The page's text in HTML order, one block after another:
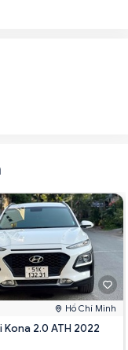
Hồ Chí Minh
Kona 2.0 ATH 2022